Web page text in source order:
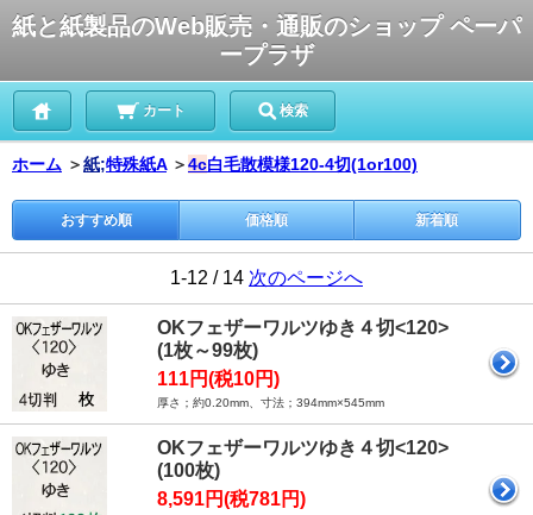
紙と紙製品のWeb販売・通販のショップ ペーパ
ープラザ
カート 検索
ホーム ＞紙;特殊紙A ＞4c白毛散模様120-4切(1or100)
おすすめ順 価格順 新着順
1-12 / 14 次のページへ
OKフェザーワルツゆき４切<120>
(1枚～99枚)
111円(税10円)
厚さ；約0.20mm、寸法；394mm×545mm
OKフェザーワルツゆき４切<120>
(100枚)
8,591円(税781円)